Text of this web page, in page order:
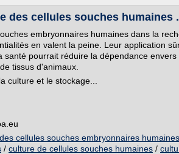
des cellules souches humaines
embryonnaires humaines dans la
en valent la peine. Leur application
santé pourrait réduire la dépendance
tissus d'animaux.
culture et le stockage...
cellules souches embryonnaires humaines
/ culture de cellules souches humaines /